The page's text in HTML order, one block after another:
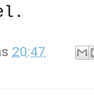
20:47